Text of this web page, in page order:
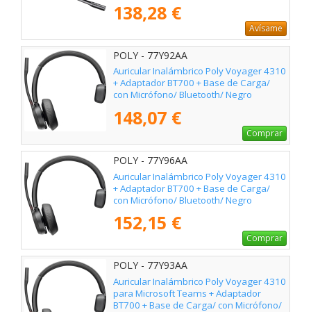
138,28 €
Avísame
POLY - 77Y92AA
Auricular Inalámbrico Poly Voyager 4310
+ Adaptador BT700 + Base de Carga/
con Micrófono/ Bluetooth/ Negro
148,07 €
Comprar
POLY - 77Y96AA
Auricular Inalámbrico Poly Voyager 4310
+ Adaptador BT700 + Base de Carga/
con Micrófono/ Bluetooth/ Negro
152,15 €
Comprar
POLY - 77Y93AA
Auricular Inalámbrico Poly Voyager 4310
para Microsoft Teams + Adaptador
BT700 + Base de Carga/ con Micrófono/